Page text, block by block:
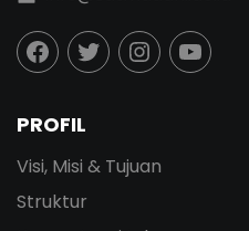
PROFIL
Visi, Misi & Tujuan
Struktur